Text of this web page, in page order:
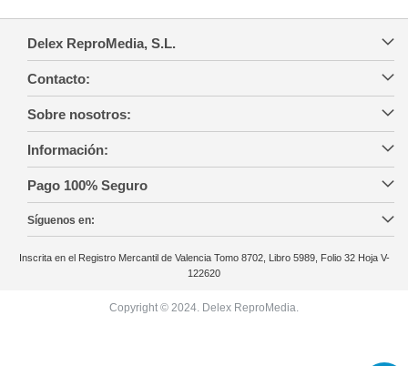
Delex ReproMedia, S.L.
Contacto:
Sobre nosotros:
Información:
Pago 100% Seguro
Síguenos en:
Inscrita en el Registro Mercantil de Valencia Tomo 8702, Libro 5989, Folio 32 Hoja V-
122620
Copyright © 2024. Delex ReproMedia.